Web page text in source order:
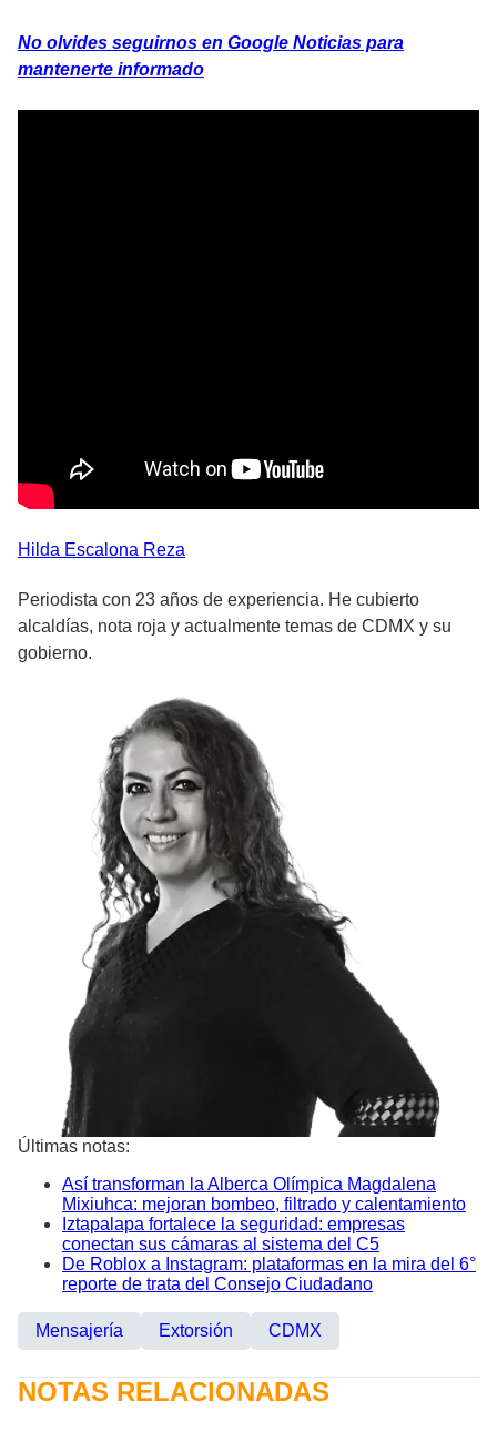
No olvides seguirnos en Google Noticias para
mantenerte informado
Hilda Escalona Reza
Periodista con 23 años de experiencia. He cubierto
alcaldías, nota roja y actualmente temas de CDMX y su
gobierno.
Últimas notas:
Así transforman la Alberca Olímpica Magdalena
Mixiuhca: mejoran bombeo, filtrado y calentamiento
Iztapalapa fortalece la seguridad: empresas
conectan sus cámaras al sistema del C5
De Roblox a Instagram: plataformas en la mira del 6°
reporte de trata del Consejo Ciudadano
Mensajería Extorsión CDMX
NOTAS RELACIONADAS